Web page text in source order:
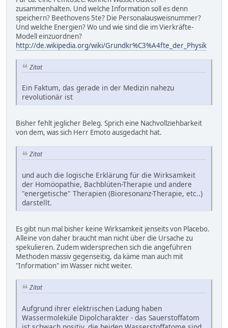
zusammenhalten. Und welche Information soll es denn
speichern? Beethovens 5te? Die Personalausweisnummer?
Und welche Energien? Wo und wie sind die im Vierkräfte-
Modell einzuordnen?
http://de.wikipedia.org/wiki/Grundkr%C3%A4fte_der_Physik
Zitat
Ein Faktum, das gerade in der Medizin nahezu
revolutionär ist
Bisher fehlt jeglicher Beleg. Sprich eine Nachvollziehbarkeit
von dem, was sich Herr Emoto ausgedacht hat.
Zitat
und auch die logische Erklärung für die Wirksamkeit
der Homöopathie, Bachblüten-Therapie und andere
"energetische" Therapien (Bioresonanz-Therapie, etc..)
darstellt.
Es gibt nun mal bisher keine Wirksamkeit jenseits von Placebo.
Alleine von daher braucht man nicht über die Ursache zu
spekulieren. Zudem widersprechen sich die angeführen
Methoden massiv gegenseitig, da käme man auch mit
"Information" im Wasser nicht weiter.
Zitat
Aufgrund ihrer elektrischen Ladung haben
Wassermoleküle Dipolcharakter - das Sauerstoffatom